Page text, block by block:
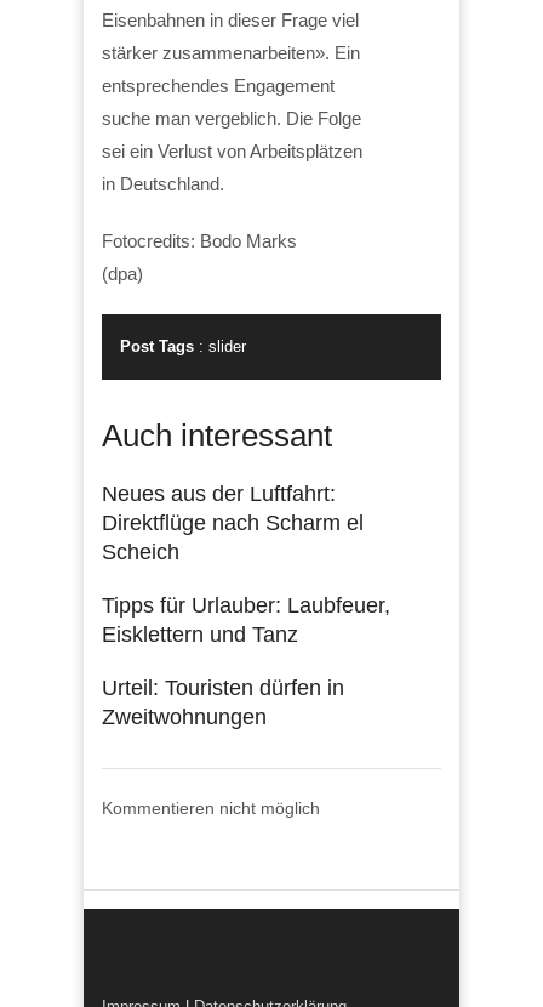
Eisenbahnen in dieser Frage viel
stärker zusammenarbeiten». Ein
entsprechendes Engagement
suche man vergeblich. Die Folge
sei ein Verlust von Arbeitsplätzen
in Deutschland.
Fotocredits: Bodo Marks
(dpa)
Post Tags : slider
Auch interessant
Neues aus der Luftfahrt:
Direktflüge nach Scharm el
Scheich
Tipps für Urlauber: Laubfeuer,
Eisklettern und Tanz
Urteil: Touristen dürfen in
Zweitwohnungen
Kommentieren nicht möglich